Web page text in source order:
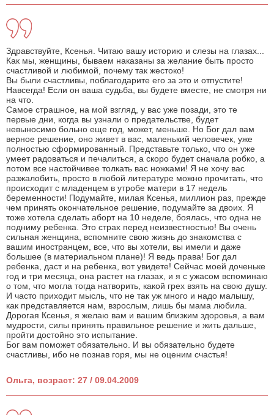
Здравствуйте, Ксенья. Читаю вашу историю и слезы на глазах...
Как мы, женщины, бываем наказаны за желание быть просто
счастливой и любимой, почему так жестоко!
Вы были счастливы, поблагодарите его за это и отпустите!
Навсегда! Если он ваша судьба, вы будете вместе, не смотря ни
на что.
Самое страшное, на мой взгляд, у вас уже позади, это те
первые дни, когда вы узнали о предательстве, будет
невыносимо больно еще год, может, меньше. Но Бог дал вам
верное решение, оно живет в вас, маленький человечек, уже
полностью сформированный. Представьте только, что он уже
умеет радоваться и печалиться, а скоро будет сначала робко, а
потом все настойчивее толкать вас ножками! Я не хочу вас
разжалобить, просто в любой литературе можно прочитать, что
происходит с младенцем в утробе матери в 17 недель
беременности! Подумайте, милая Ксенья, миллион раз, прежде
чем принять окончательное решение, подумайте за двоих. Я
тоже хотела сделать аборт на 10 неделе, боялась, что одна не
подниму ребенка. Это страх перед неизвестностью! Вы очень
сильная женщина, вспомните свою жизнь до знакомства с
вашим иностранцем, все, что вы хотели, вы имели и даже
большее (в материальном плане)! Я ведь права! Бог дал
ребенка, даст и на ребенка, вот увидете! Сейчас моей доченьке
год и три месяца, она растет на глазах, и я с ужасом вспоминаю
о том, что могла тогда натворить, какой грех взять на свою душу.
И часто приходит мысль, что не так уж много и надо малышу,
как представляется нам, взрослым, лишь бы мама любила.
Дорогая Ксенья, я желаю вам и вашим близким здоровья, а вам
мудрости, силы принять правильное решение и жить дальше,
пройти достойно это испытание.
Бог вам поможет обязательно. И вы обязательно будете
счастливы, ибо не познав горя, мы не оценим счастья!
Ольга, возраст: 27 / 09.04.2009